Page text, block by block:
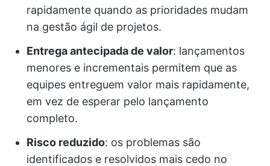
rapidamente quando as prioridades mudam
na gestão ágil de projetos.
Entrega antecipada de valor: lançamentos
menores e incrementais permitem que as
equipes entreguem valor mais rapidamente,
em vez de esperar pelo lançamento
completo.
Risco reduzido: os problemas são
identificados e resolvidos mais cedo no